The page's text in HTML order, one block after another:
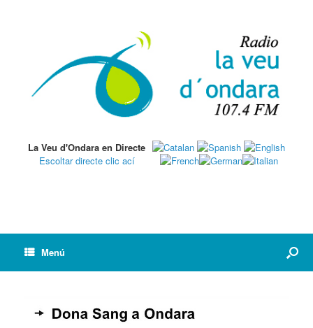
La Veu d'Ondara en Directe
Escoltar directe clic ací
Menú